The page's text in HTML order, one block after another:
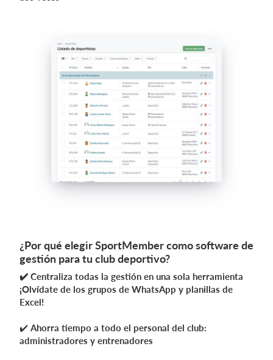
¿Por qué elegir SportMember como software de
gestión para tu club deportivo?
✔️ Centraliza todas la gestión en una sola herramienta
¡Olvídate de los grupos de WhatsApp y planillas de
Excel!
✔️ Ahorra tiempo a todo el personal del club:
administradores y entrenadores